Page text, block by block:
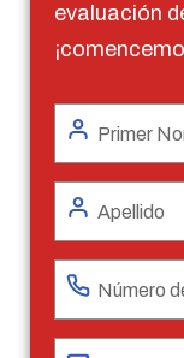
evaluación